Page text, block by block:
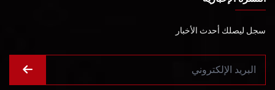
سجل ليصلك أحدث الأخبار